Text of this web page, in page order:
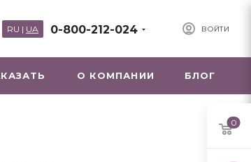
ВОЙТИ
0-800-212-024
RU | UA
О КОМПАНИИ БЛОГ
0